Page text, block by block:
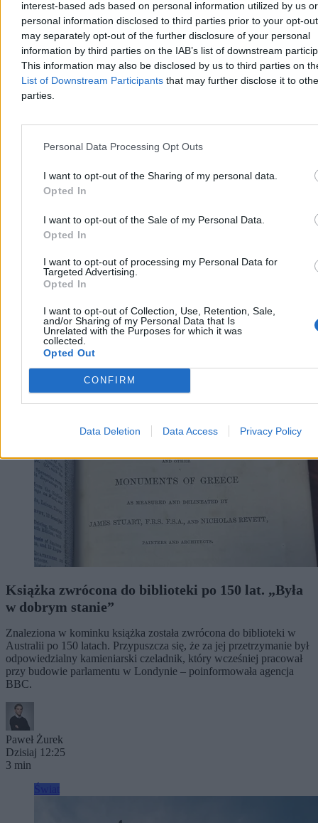
interest-based ads based on personal information utilized by us or
personal information disclosed to third parties prior to your opt-
may separately opt-out of the further disclosure of your personal
information by third parties on the IAB’s list of downstream
This information may also be disclosed by us to third parties on
List of Downstream Participants that may further disclose it to
parties.
Personal Data Processing Opt Outs
I want to opt-out of the Sharing of my personal data.
Opted In
I want to opt-out of the Sale of my Personal Data.
Opted In
I want to opt-out of processing my Personal Data for
Targeted Advertising.
Opted In
I want to opt-out of Collection, Use, Retention, Sale,
and/or Sharing of my Personal Data that Is
Unrelated with the Purposes for which it was
collected.
Opted Out
CONFIRM
Data Deletion Data Access Privacy Policy
FC Barcelona nie ukrywała, że to Julian Alvarez ma być następcą
Roberta Lewandowskiego. Polak odszedł z Katalonii przed dwoma
miesiącami, a nowego napastnika dalej nie ma w klubie. I, jak
informują media, jeszcze przed kilka tygodni nie będzie. – Nie
pozwolimy Julianowi opuścić klubu – zapowiedział trener Atletico
Diego Simeone.
Paweł Żurek
Reklama
Świat
Książka zwrócona do biblioteki po 150 lat. „Była
w dobrym stanie”
Znaleziona w kominku książka została zwrócona do biblioteki w
Australii po 150 latach. Przypuszcza się, że za jej przetrzymanie był
odpowiedzialny kamieniarski czeladnik, który wcześniej pracował
przy budowie parlamentu w Londynie – poinformowała agencja
BBC.
Paweł Żurek
Dzisiaj 12:25
3 min